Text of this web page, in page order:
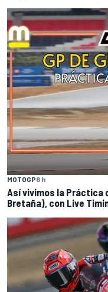
MOTOGP8 h
Así vivimos la Práctica
Bretaña), con Live